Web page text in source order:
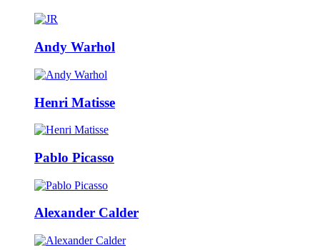
Andy Warhol
Henri Matisse
Pablo Picasso
Alexander Calder